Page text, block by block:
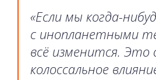
«Если мы когда-
с инопланетными
всё изменится.
колоссальное